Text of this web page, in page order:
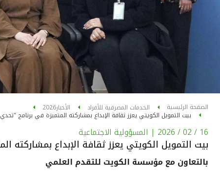
الصفحة الرئيسية الخدمات المصرفية للأفراد الأخبار2026
بيت التمويل الكويتي يعزز ثقافة الإبداع بمشاركته المتميزة في برنامج "تحدي
16 / 02 / 2026 | المسؤولية الاجتماعية
بيت التمويل الكويتي يعزز ثقافة الإبداع بمشاركته
بالتعاون مع مؤسسة الكويت للتقدم العلمي